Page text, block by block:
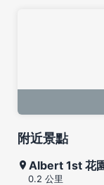
附近景點
Albert 1st 花
0.2 公里